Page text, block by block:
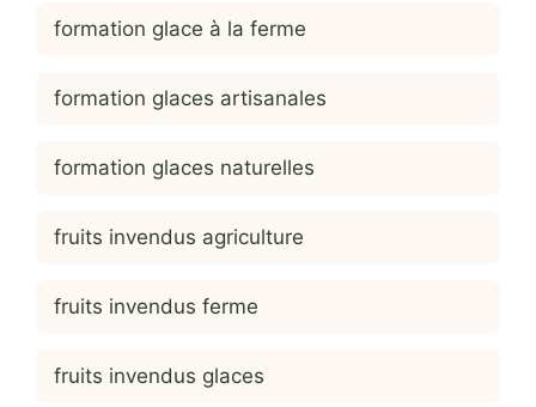
formation glace à la ferme
formation glaces artisanales
formation glaces naturelles
fruits invendus agriculture
fruits invendus ferme
fruits invendus glaces